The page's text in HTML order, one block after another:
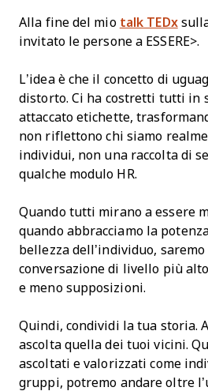
Alla fine del mio talk TEDx
invitato le persone a ESSERE>.
L’idea è che il concetto di
distorto. Ci ha costretti tutti in
attaccato etichette,
non riflettono chi siamo
individui, non una raccolta di
qualche modulo HR.
Quando tutti mirano a essere
quando abbracciamo la
bellezza dell’individuo,
conversazione di livello più
e meno supposizioni.
Quindi, condividi la tua storia.
ascolta quella dei tuoi vicini.
ascoltati e valorizzati come
gruppi, potremo andare oltre